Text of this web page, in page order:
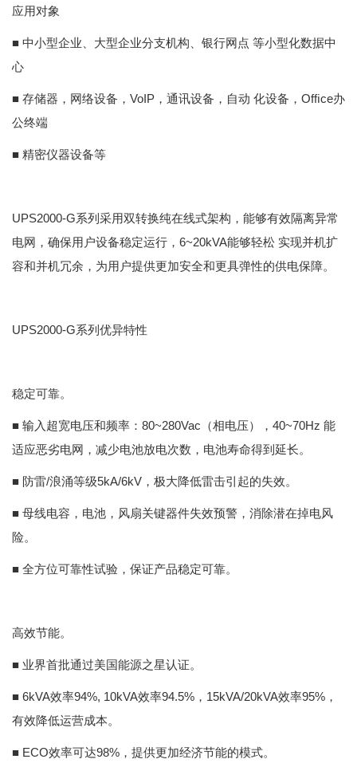
应用对象
■ 中小型企业、大型企业分支机构、银行网点 等小型化数据中
心
■ 存储器，网络设备，VoIP，通讯设备，自动 化设备，Ofﬁce办
公终端
■ 精密仪器设备等
UPS2000-G系列采用双转换纯在线式架构，能够有效隔离异常
电网，确保用户设备稳定运行，6~20kVA能够轻松 实现并机扩
容和并机冗余，为用户提供更加安全和更具弹性的供电保障。
UPS2000-G系列优异特性
稳定可靠。
■ 输入超宽电压和频率：80~280Vac（相电压），40~70Hz 能
适应恶劣电网，减少电池放电次数，电池寿命得到延长。
■ 防雷/浪涌等级5kA/6kV，极大降低雷击引起的失效。
■ 母线电容，电池，风扇关键器件失效预警，消除潜在掉电风
险。
■ 全方位可靠性试验，保证产品稳定可靠。
高效节能。
■ 业界首批通过美国能源之星认证。
■ 6kVA效率94%, 10kVA效率94.5%，15kVA/20kVA效率95%，
有效降低运营成本。
■ ECO效率可达98%，提供更加经济节能的模式。